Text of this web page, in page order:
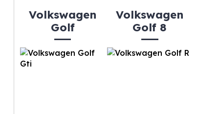
Volkswagen
Golf
Volkswagen
Golf 8